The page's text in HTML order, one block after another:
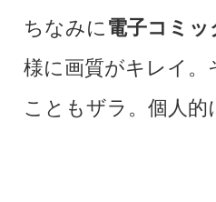
ちなみに 電子コミ
様に画質がキレイ
こともザラ。個人